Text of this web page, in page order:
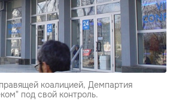
коалицией, Демпартия
под свой контроль.